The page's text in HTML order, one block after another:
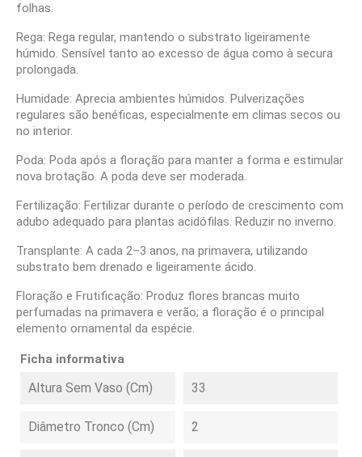
folhas.
Rega: Rega regular, mantendo o substrato ligeiramente
húmido. Sensível tanto ao excesso de água como à secura
prolongada.
Humidade: Aprecia ambientes húmidos. Pulverizações
regulares são benéficas, especialmente em climas secos ou
no interior.
Poda: Poda após a floração para manter a forma e estimular
nova brotação. A poda deve ser moderada.
Fertilização: Fertilizar durante o período de crescimento com
adubo adequado para plantas acidófilas. Reduzir no inverno.
Transplante: A cada 2–3 anos, na primavera, utilizando
substrato bem drenado e ligeiramente ácido.
Floração e Frutificação: Produz flores brancas muito
perfumadas na primavera e verão; a floração é o principal
elemento ornamental da espécie.
Ficha informativa
Altura Sem Vaso (cm) 33
Diâmetro Tronco (cm) 2